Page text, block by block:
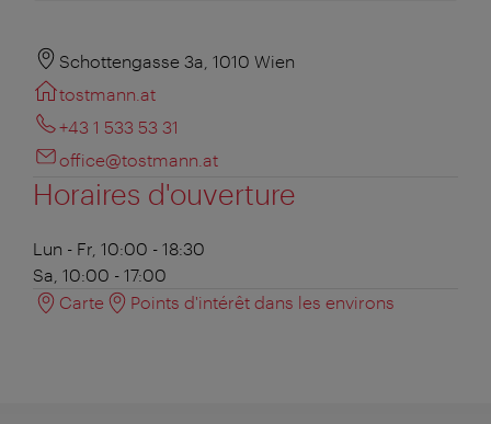
Schottengasse 3a, 1010 Wien
tostmann.at
+43 1 533 53 31
office@tostmann.at
Horaires d'ouverture
Lun - Fr, 10:00 - 18:30
Sa, 10:00 - 17:00
Carte
Points d'intérêt dans les environs